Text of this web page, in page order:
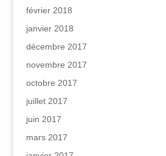
février 2018
janvier 2018
décembre 2017
novembre 2017
octobre 2017
juillet 2017
juin 2017
mars 2017